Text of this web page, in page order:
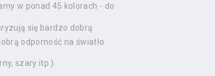
w ponad 45 kolorach - do
się bardzo dobrą
odporność na światło
szary itp.)